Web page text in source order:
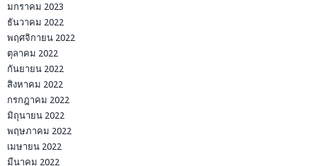
มกราคม 2023
ธันวาคม 2022
พฤศจิกายน 2022
ตุลาคม 2022
กันยายน 2022
สิงหาคม 2022
กรกฎาคม 2022
มิถุนายน 2022
พฤษภาคม 2022
เมษายน 2022
มีนาคม 2022